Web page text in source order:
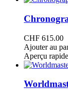
CHF 615.00
Ajouter au
Aperçu rapide